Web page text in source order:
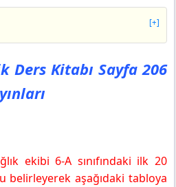
[+]
Kitabı Sayfa 206 Cevapları MEB
Kitabı Sayfa 207 Cevapları MEB
Ders Kitabı Sayfa 206
ekibi 6-A sınıfındaki ilk 20
aşağıdaki tabloya